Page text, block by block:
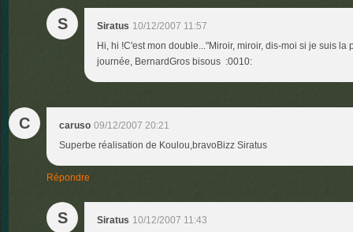
S Siratus 10/12/2007 11:57
Hi, hi !C'est mon double..."Miroir, miroir, dis-moi si je suis la
journée, BernardGros bisous :0010:
C caruso 09/12/2007 20:21
Superbe réalisation de Koulou,bravoBizz Siratus
Répondre
S Siratus 10/12/2007 11:43